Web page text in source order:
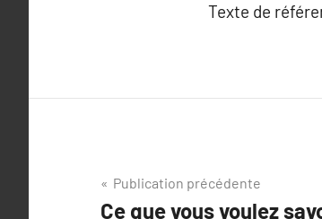
Texte de
Navigation
Publication précédente
Ce que vous voulez